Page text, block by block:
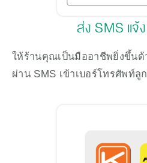
ส่ง SMS แจ้
ให้ร้านคุณเป็นมืออาชีพยิ่งขึ้น
ผ่าน SMS เข้าเบอร์โทรศัพท์ลู